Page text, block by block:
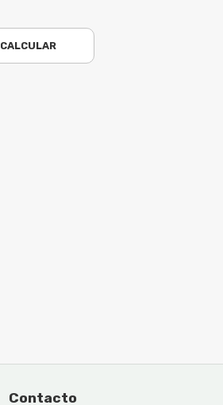
CALCULAR
Contacto